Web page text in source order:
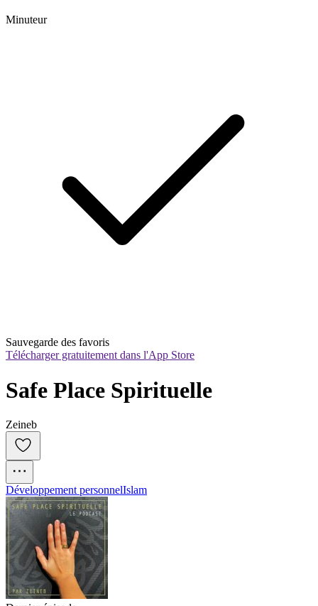
Minuteur
Sauvegarde des favoris
Télécharger gratuitement dans l'App Store
Safe Place Spirituelle
Zeineb
Développement personnelIslam